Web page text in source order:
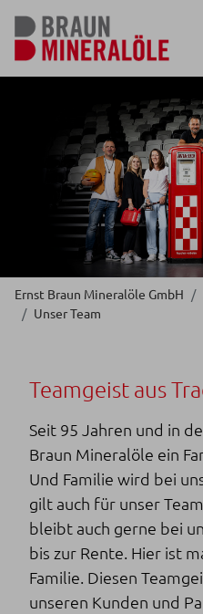
Ernst Braun Mineralöle GmbH
Unser Team
Teamgeist aus
Seit 95 Jahren und in
Braun Mineralöle ein
Und Familie wird bei
gilt auch für unser
bleibt auch gerne bei
bis zur Rente. Hier ist
Familie. Diesen
unseren Kunden und